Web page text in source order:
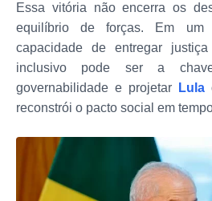
Essa vitória não encerra os
equilíbrio de forças. Em um
capacidade de entregar
inclusivo pode ser a
governabilidade e projetar
Lula
reconstrói o pacto social em